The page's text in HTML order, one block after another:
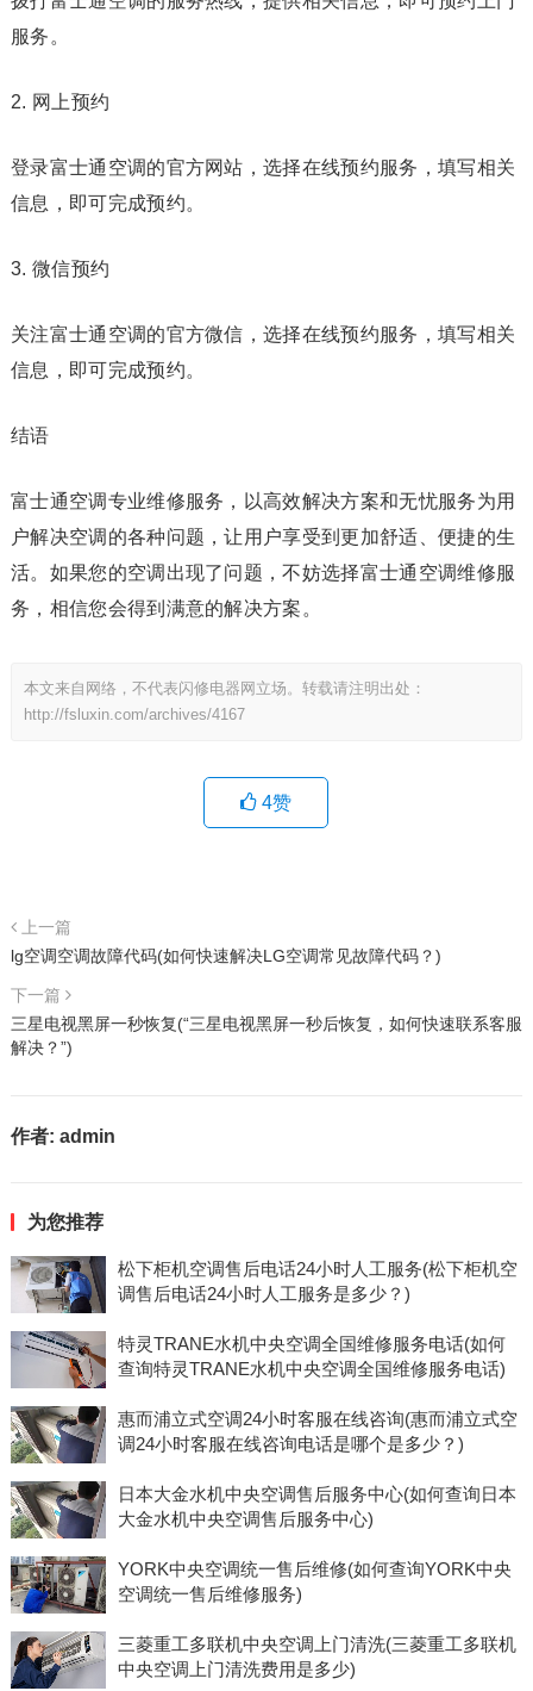
服务。
2. 网上预约
登录富士通空调的官方网站，选择在线预约服务，填写相关
信息，即可完成预约。
3. 微信预约
关注富士通空调的官方微信，选择在线预约服务，填写相关
信息，即可完成预约。
结语
富士通空调专业维修服务，以高效解决方案和无忧服务为用
户解决空调的各种问题，让用户享受到更加舒适、便捷的生
活。如果您的空调出现了问题，不妨选择富士通空调维修服
务，相信您会得到满意的解决方案。
本文来自网络，不代表闪修电器网立场。转载请注明出处：
http://fsluxin.com/archives/4167
4赞
上一篇
lg空调空调故障代码(如何快速解决LG空调常见故障代码？)
下一篇
三星电视黑屏一秒恢复(“三星电视黑屏一秒后恢复，如何快速联系客服
解决？”)
作者: admin
为您推荐
松下柜机空调售后电话24小时人工服务(松下柜机空
调售后电话24小时人工服务是多少？)
特灵TRANE水机中央空调全国维修服务电话(如何
查询特灵TRANE水机中央空调全国维修服务电话)
惠而浦立式空调24小时客服在线咨询(惠而浦立式空
调24小时客服在线咨询电话是哪个是多少？)
日本大金水机中央空调售后服务中心(如何查询日本
大金水机中央空调售后服务中心)
YORK中央空调统一售后维修(如何查询YORK中央
空调统一售后维修服务)
三菱重工多联机中央空调上门清洗(三菱重工多联机
中央空调上门清洗费用是多少)